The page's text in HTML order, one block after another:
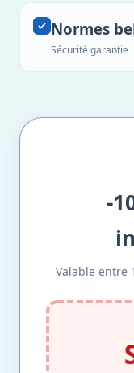
Normes
Sécurité garantie
-
Valable entre